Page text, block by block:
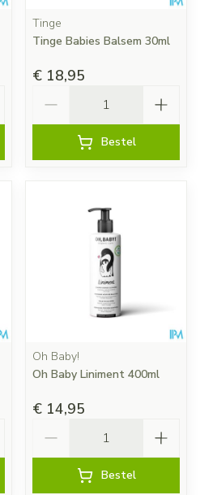
Tinge
Tinge Babies Balsem 30ml
€ 18,95
Bestel
Oh Baby!
Oh Baby Liniment 400ml
€ 14,95
Bestel